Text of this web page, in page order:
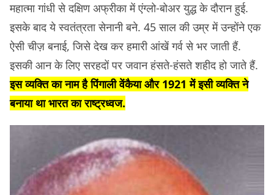
महात्मा गांधी से दक्षिण अफ्रीका में एंग्‍लो-बोअर युद्ध के दौरान हुई.
इसके बाद ये स्‍वतंत्रता सेनानी बने. 45 साल की उम्र में उन्होंने एक
ऐसी चीज़ बनाई, जिसे देख कर हमारी आंखें गर्व से भर जाती हैं.
इसकी आन के लिए सरहदों पर जवान हंसते-हंसते शहीद हो जाते हैं.
इस व्यक्ति का नाम है पिंगाली वेंकैया और 1921 में इसी व्यक्ति ने
बनाया था भारत का राष्ट्रध्वज.